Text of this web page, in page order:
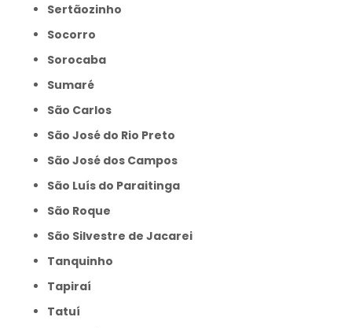
Sertãozinho
Socorro
Sorocaba
Sumaré
São Carlos
São José do Rio Preto
São José dos Campos
São Luís do Paraitinga
São Roque
São Silvestre de Jacarei
Tanquinho
Tapiraí
Tatuí